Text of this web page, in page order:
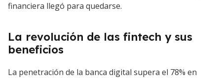
financiera llegó para quedarse.
La revolución de las fintech y sus
beneficios
La penetración de la banca digital supera el 78% en